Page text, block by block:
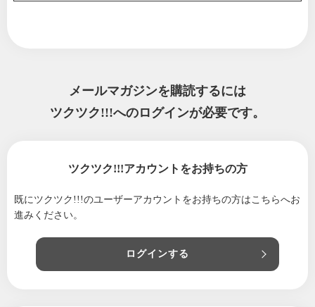
メールマガジンを購読するには
ツクツク!!!へのログインが必要です。
ツクツク!!!アカウントをお持ちの方
既にツクツク!!!のユーザーアカウントをお持ちの方はこちらへお
進みください。
ログインする